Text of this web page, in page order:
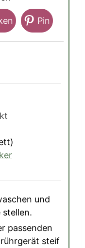
Pin
und
passenden
steif